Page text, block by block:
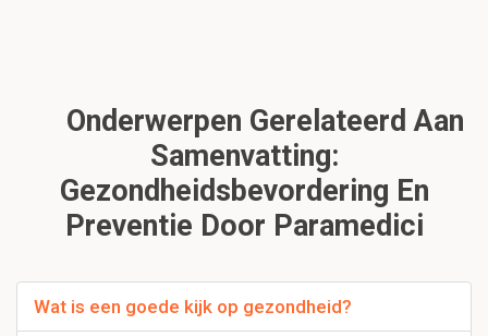
Onderwerpen Gerelateerd Aan
Samenvatting:
Gezondheidsbevordering En
Preventie Door Paramedici
Wat is een goede kijk op gezondheid?